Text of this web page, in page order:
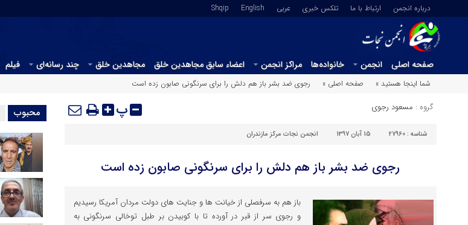
درباره انجمن ارتباط با ما تلکس خبری عربي English
Shqip
صفحه اصلی انجمن خانواده‌ها مراکز انجمن اعضاء سابق مجاهدین خلق مجاهدین خلق چند رسانه‌ای فیلم
شما اینجا هستید »
صفحه اصلی » رجوی ضد بشر باز هم دلش را برای سرنگونی صابون زده است
گروه : مسعود رجوی پ
شناسه : 27960 15 آبان 1397 انجمن نجات مرکز مازندران
رجوی ضد بشر باز هم دلش را برای سرنگونی صابون زده است
باز هم به سرفصلی از خیانت ها و جنایت های دولت مردان آمریکا رسیدیم
و رجوی سر از قبر در آورده تا با کوبیدن بر طبل توخالی سرنگونی به
محبوب